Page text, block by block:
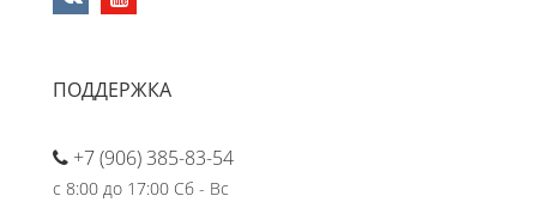
ПОДДЕРЖКА
+7 (906) 385-83-54
с 8:00 до 17:00 Сб - Вс